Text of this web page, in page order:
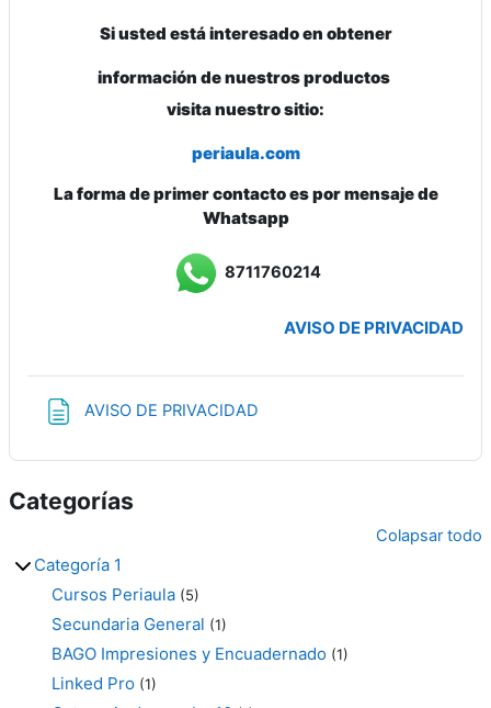
Si usted está interesado en obtener
información de nuestros productos
visita nuestro sitio:
periaula.com
La forma de primer contacto es por mensaje de
Whatsapp
8711760214
AVISO DE PRIVACIDAD
AVISO DE PRIVACIDAD
Categorías
Colapsar todo
Categoría 1
Cursos Periaula (5)
Secundaria General (1)
BAGO Impresiones y Encuadernado (1)
Linked Pro (1)